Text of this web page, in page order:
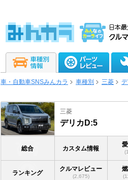
車・自動車SNSみんカラ 車種別 三菱
三菱
デリカD:5
総合 カスタム情報
ランキング
クルマレビュー
(2,675)